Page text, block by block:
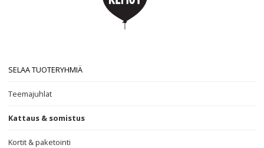
SELAA TUOTERYHMIÄ
Teemajuhlat
Kattaus & somistus
Kortit & paketointi